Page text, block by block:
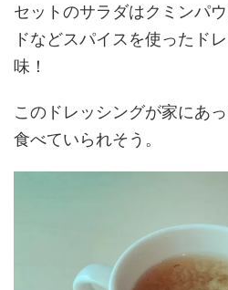
セットのサラダはクミンパ
ドなどスパイスを使ったド
味！
このドレッシングが家にあ
食べていられそう。